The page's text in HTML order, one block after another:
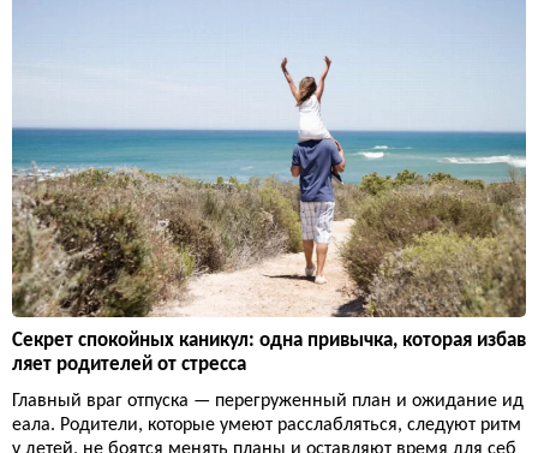
Секрет спокойных каникул: одна привычка, которая избав
ляет родителей от стресса
Главный враг отпуска — перегруженный план и ожидание ид
еала. Родители, которые умеют расслабляться, следуют ритм